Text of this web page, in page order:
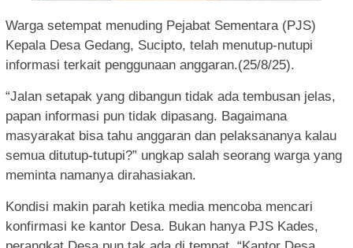
Warga setempat menuding Pejabat Sementara (PJS)
Kepala Desa Gedang, Sucipto, telah menutup-nutupi
informasi terkait penggunaan anggaran.(25/8/25).
“Jalan setapak yang dibangun tidak ada tembusan jelas,
papan informasi pun tidak dipasang. Bagaimana
masyarakat bisa tahu anggaran dan pelaksananya kalau
semua ditutup-tutupi?” ungkap salah seorang warga yang
meminta namanya dirahasiakan.
Kondisi makin parah ketika media mencoba mencari
konfirmasi ke kantor Desa. Bukan hanya PJS Kades,